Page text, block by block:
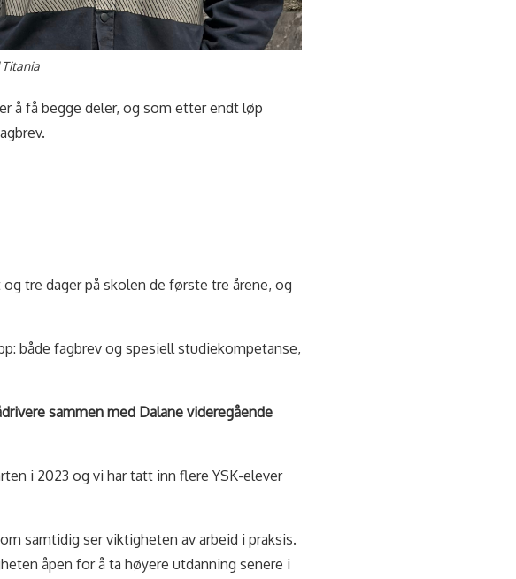
å få begge deler, og som etter endt løp
tre dager på skolen de første tre årene, og
både fagbrev og spesiell studiekompetanse,
sammen med Dalane videregående
i 2023 og vi har tatt inn flere YSK-elever
samtidig ser viktigheten av arbeid i praksis.
åpen for å ta høyere utdanning senere i